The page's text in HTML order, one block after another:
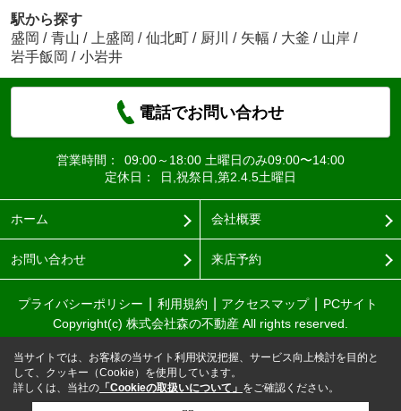
駅から探す
盛岡 / 青山 / 上盛岡 / 仙北町 / 厨川 / 矢幅 / 大釜 / 山岸 /
岩手飯岡 / 小岩井
電話でお問い合わせ
営業時間：
09:00～18:00 土曜日のみ09:00〜14:00
定休日：
日,祝祭日,第2.4.5土曜日
ホーム 会社概要
お問い合わせ 来店予約
プライバシーポリシー 利用規約 アクセスマップ
PCサイト
Copyright(c) 株式会社森の不動産 All rights reserved.
当サイトでは、お客様の当サイト利用状況把握、サービス向上検討を目的と
して、クッキー（Cookie）を使用しています。
詳しくは、当社の 「Cookieの取扱いについて」 をご確認ください。